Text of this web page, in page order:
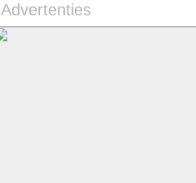
Advertenties